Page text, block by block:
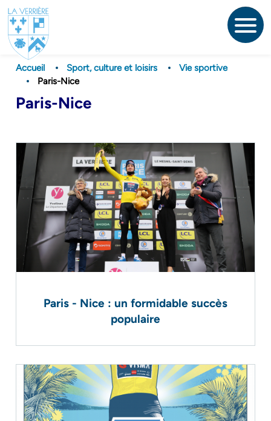
Accueil
Sport, culture et loisirs
Vie sportive
Paris-Nice
Paris-Nice
Paris - Nice : un formidable succès
populaire